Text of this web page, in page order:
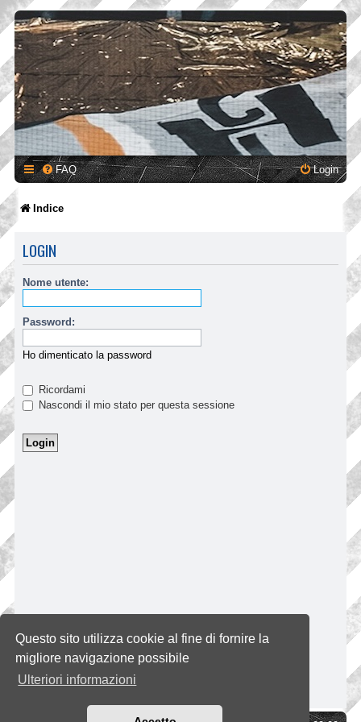
Questo sito utilizza cookie al fine di fornire la
migliore navigazione possibile
Ulteriori informazioni
FAQ Login
Indice
LOGIN
Nome utente:
Password:
Ho dimenticato la password
Ricordami
Nascondi il mio stato per questa sessione